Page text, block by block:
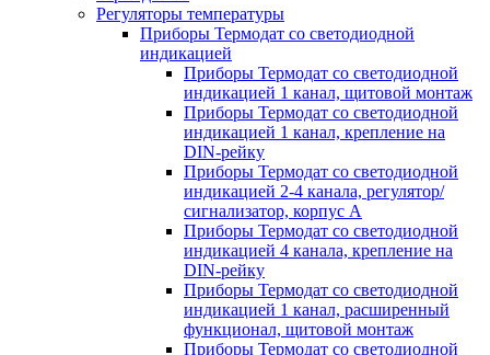
Регуляторы температуры
Приборы Термодат со светодиодной
индикацией
Приборы Термодат со светодиодной
индикацией 1 канал, щитовой монтаж
Приборы Термодат со светодиодной
индикацией 1 канал, крепление на
DIN-рейку
Приборы Термодат со светодиодной
индикацией 2-4 канала, регулятор/
сигнализатор, корпус А
Приборы Термодат со светодиодной
индикацией 4 канала, крепление на
DIN-рейку
Приборы Термодат со светодиодной
индикацией 1 канал, расширенный
функционал, щитовой монтаж
Приборы Термодат со светодиодной